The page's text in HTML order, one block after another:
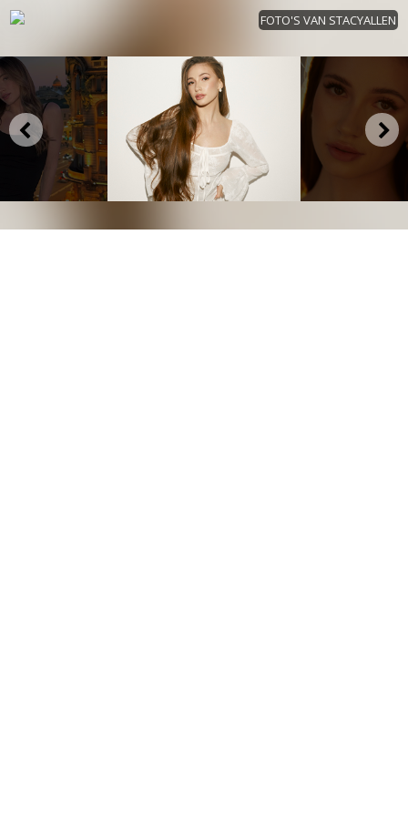
FOTO'S VAN STACYALLEN